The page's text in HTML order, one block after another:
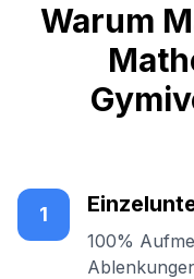
Warum
1
100%